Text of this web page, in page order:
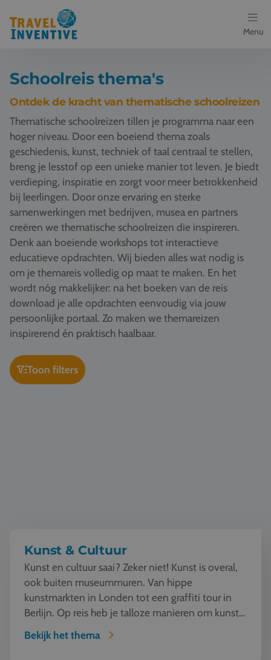
Menu
Bestemmingen
Schoolreis thema's
Voor docenten
Over ons
Een offerte aanvragen
Referenties
Vacatures
Contact
076 522 30 57
Klantportaal
Schoolreis thema's
Ontdek de kracht van thematische schoolreizen
Thematische schoolreizen tillen je programma naar een
hoger niveau. Door een boeiend thema zoals
geschiedenis, kunst, techniek of taal centraal te stellen,
breng je lesstof op een unieke manier tot leven. Je biedt
verdieping, inspiratie en zorgt voor meer betrokkenheid
bij leerlingen. Door onze ervaring en sterke
samenwerkingen met bedrijven, musea en partners
creëren we thematische schoolreizen die inspireren.
Denk aan boeiende workshops tot interactieve
educatieve opdrachten. Wij bieden alles wat nodig is
om je themareis volledig op maat te maken. En het
wordt nóg makkelijker: na het boeken van de reis
download je alle opdrachten eenvoudig via jouw
persoonlijke portaal. Zo maken we themareizen
inspirerend én praktisch haalbaar.
Toon filters
Kunst & Cultuur
Kunst en cultuur saai? Zeker niet! Kunst is overal,
ook buiten museummuren. Van hippe
kunstmarkten in Londen tot een graffiti tour in
Berlijn. Op reis heb je talloze manieren om kunst
te beleven en...
Bekijk het thema